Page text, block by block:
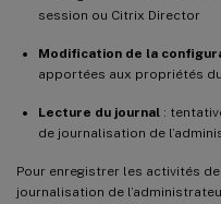
session ou Citrix Director
Modification de la
apportées aux propriétés
Lecture du journal :
de journalisation de
Pour enregistrer les activités
journalisation de